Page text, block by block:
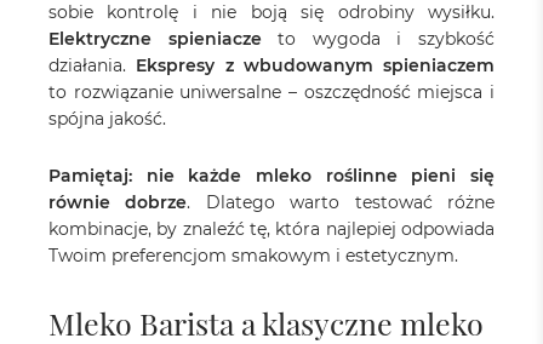
sobie kontrolę i nie boją się odrobiny wysiłku.
Elektryczne spieniaczeto wygoda i szybkość
działania. Ekspresy z wbudowanym spieniaczem
to rozwiązanie uniwersalne – oszczędność miejsca i
spójna jakość.
Pamiętaj: nie każde mleko roślinne pieni się
równie dobrze. Dlatego warto testować różne
kombinacje, by znaleźć tę, która najlepiej odpowiada
Twoim preferencjom smakowym i estetycznym.
Mleko Barista a klasyczne mleko